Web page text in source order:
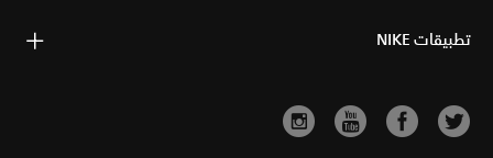
تطبيقات NIKE